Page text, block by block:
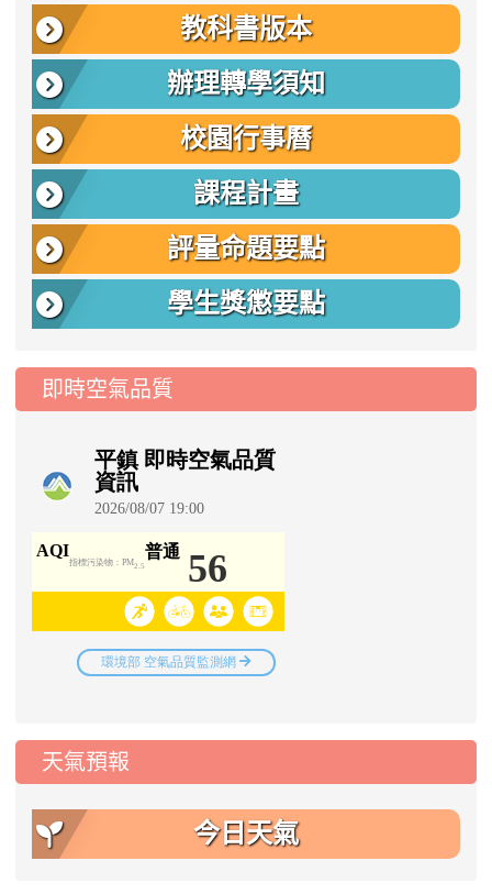
教科書版本
辦理轉學須知
校園行事曆
課程計畫
評量命題要點
學生獎懲要點
即時空氣品質
天氣預報
今日天氣